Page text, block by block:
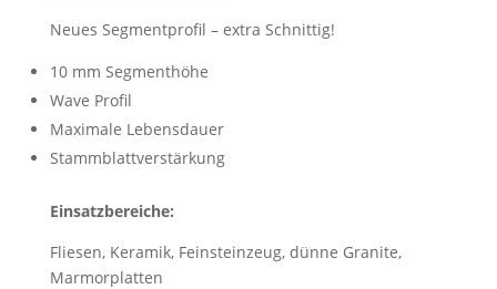
Neues Segmentprofil – extra Schnittig!
10 mm Segmenthöhe
Wave Profil
Maximale Lebensdauer
Stammblattverstärkung
Einsatzbereiche:
Fliesen, Keramik, Feinsteinzeug, dünne Granite,
Marmorplatten